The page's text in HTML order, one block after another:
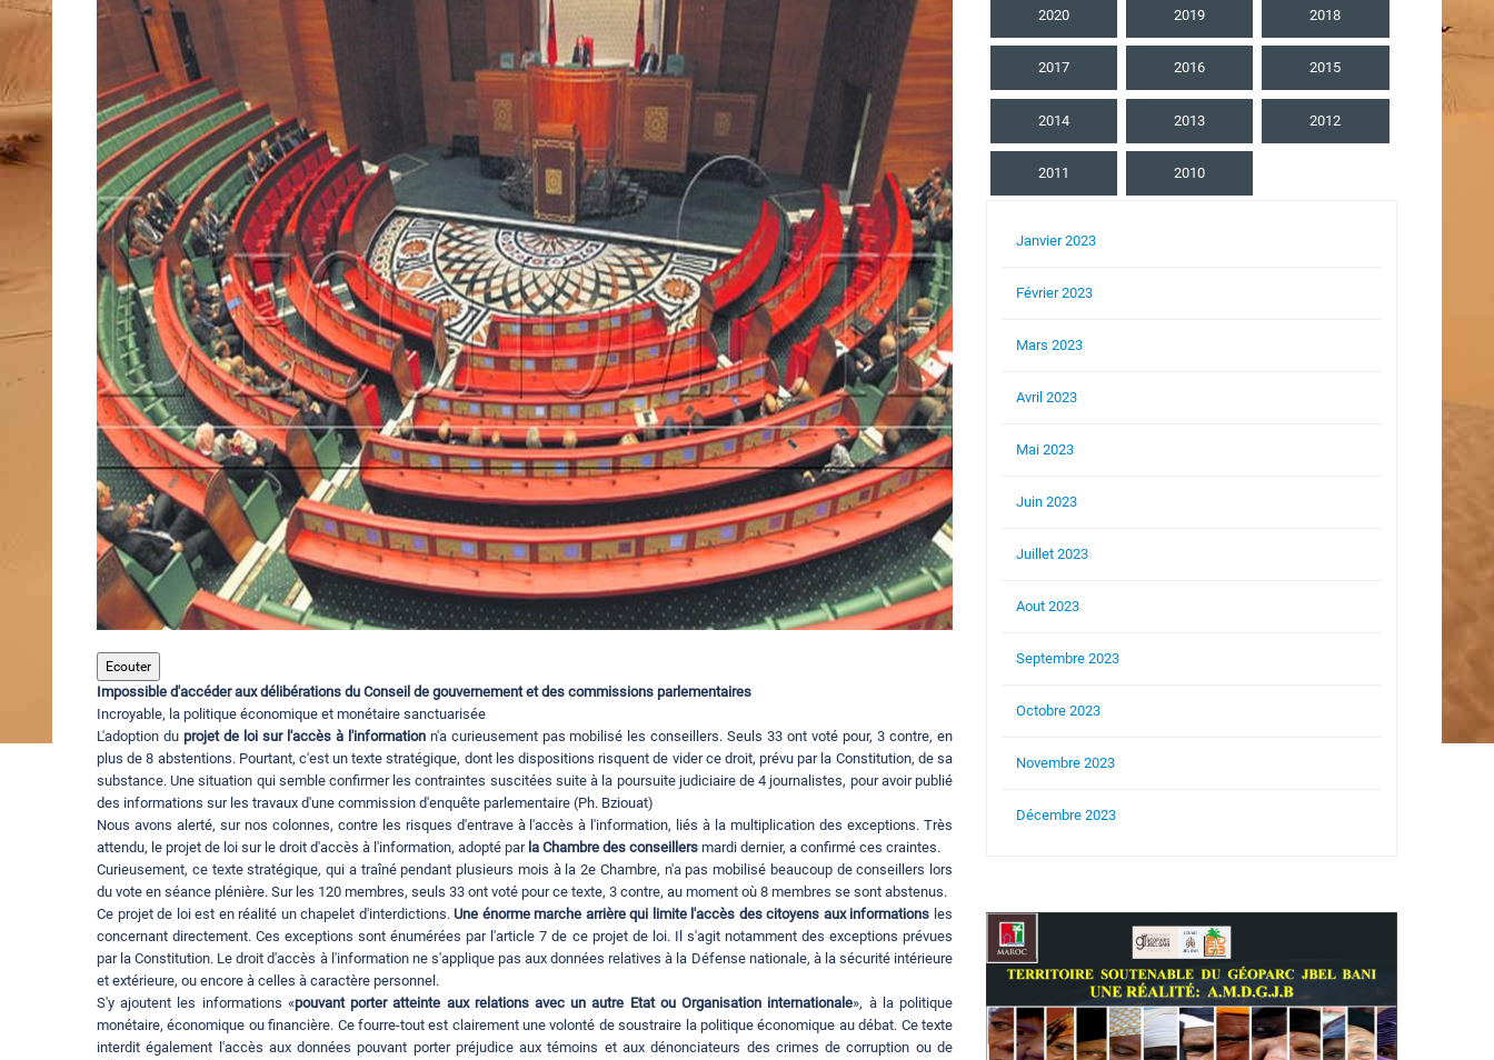
Ecouter
Impossible d'accéder aux délibérations du Conseil de gouvernement et des commissions parlementaires
Incroyable, la politique économique et monétaire sanctuarisée
L'adoption du projet de loi sur l'accès à l'informationn'a curieusement pas mobilisé les conseillers. Seuls 33 ont voté pour, 3 contre, en
plus de 8 abstentions. Pourtant, c'est un texte stratégique, dont les dispositions risquent de vider ce droit, prévu par la Constitution, de sa
substance. Une situation qui semble confirmer les contraintes suscitées suite à la poursuite judiciaire de 4 journalistes, pour avoir publié
des informations sur les travaux d'une commission d'enquête parlementaire (Ph. Bziouat)
Nous avons alerté, sur nos colonnes, contre les risques d'entrave à l'accès à l'information, liés à la multiplication des exceptions. Très
attendu, le projet de loi sur le droit d'accès à l'information, adopté par la Chambre des conseillers mardi dernier, a confirmé ces craintes.
Curieusement, ce texte stratégique, qui a traîné pendant plusieurs mois à la 2e Chambre, n'a pas mobilisé beaucoup de conseillers lors
du vote en séance plénière. Sur les 120 membres, seuls 33 ont voté pour ce texte, 3 contre, au moment où 8 membres se sont abstenus.
Ce projet de loi est en réalité un chapelet d'interdictions.Une énorme marche arrière qui limite l'accès des citoyens aux informations les
concernant directement. Ces exceptions sont énumérées par l'article 7 de ce projet de loi. Il s'agit notamment des exceptions prévues
par la Constitution. Le droit d'accès à l'information ne s'applique pas aux données relatives à la Défense nationale, à la sécurité intérieure
et extérieure, ou encore à celles à caractère personnel.
S'y ajoutent les informations «pouvant porter atteinte aux relations avec un autre Etat ou Organisation internationale», à la politique
monétaire, économique ou financière. Ce fourre-tout est clairement une volonté de soustraire la politique économique au débat. Ce texte
interdit également l'accès aux données pouvant porter préjudice aux témoins et aux dénonciateurs des crimes de corruption ou de
2020 2019 2018
2017 2016 2015
2014 2013 2012
2011 2010
Janvier 2023
Février 2023
Mars 2023
Avril 2023
Mai 2023
Juin 2023
Juillet 2023
Aout 2023
Septembre 2023
Octobre 2023
Novembre 2023
Décembre 2023